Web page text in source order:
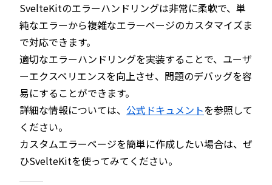
SvelteKitのエラーハンドリングは非常に柔軟で、単
純なエラーから複雑なエラーページのカスタマイズま
で対応できます。
適切なエラーハンドリングを実装することで、ユーザ
ーエクスペリエンスを向上させ、問題のデバッグを容
易にすることができます。
詳細な情報については、 公式ドキュメントを参照して
ください。
カスタムエラーページを簡単に作成したい場合は、ぜ
ひSvelteKitを使ってみてください。